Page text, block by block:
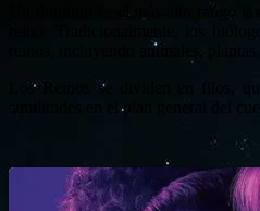
Un dominio es el más alto rango
reino. Tradicionalmente, los
reinos, incluyendo animales,
Los Reinos se dividen en filos,
similitudes en el plan general del